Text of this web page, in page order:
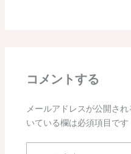
コメントする
メールアドレスが公開され
いている欄は必須項目です